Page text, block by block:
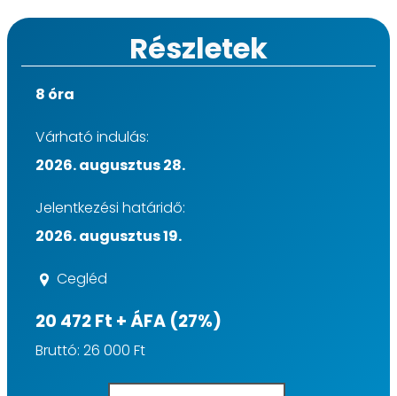
Részletek
8 óra
Várható indulás:
2026. augusztus 28.
Jelentkezési határidő:
2026. augusztus 19.
Cegléd
20 472 Ft + ÁFA (27%)
Bruttó: 26 000 Ft